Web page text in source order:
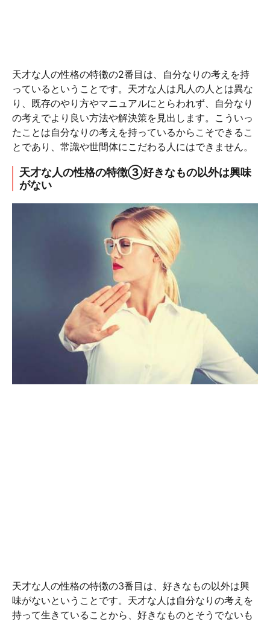
天才な人の性格の特徴の2番目は、自分なりの考えを持
っているということです。天才な人は凡人の人とは異な
り、既存のやり方やマニュアルにとらわれず、自分なり
の考えでより良い方法や解決策を見出します。こういっ
たことは自分なりの考えを持っているからこそできるこ
とであり、常識や世間体にこだわる人にはできません。
天才な人の性格の特徴③好きなもの以外は興味
がない
天才な人の性格の特徴の3番目は、好きなもの以外は興
味がないということです。天才な人は自分なりの考えを
持って生きていることから、好きなものとそうでないも